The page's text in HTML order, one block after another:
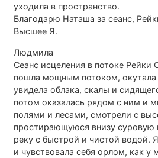
уходила в пространство.
Благодарю Наташа за сеанс,
Высшее Я.
Людмила
Сеанс исцеления в потоке Рейки
пошла мощным потоком, окутала
увидела облака, скалы и
потом оказалась рядом с ним и
полями и лесами, смотрели с
простирающуюся внизу суровую
реку с быстрой и чистой водой.
и чувствовала себя орлом, как у